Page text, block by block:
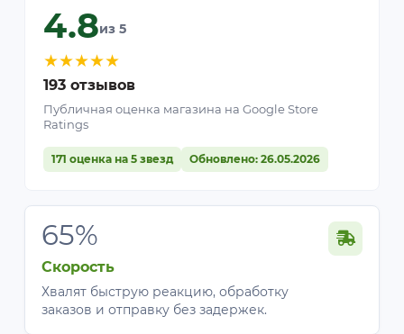
4.8из 5
★★★★★
193 отзывов
Публичная оценка магазина на Google Store
Ratings
171 оценка на 5 звезд Обновлено: 26.05.2026
65%
Скорость
Хвалят быструю реакцию, обработку
заказов и отправку без задержек.